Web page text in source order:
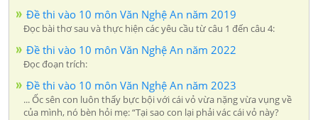
Đề thi vào 10 môn Văn Nghệ An năm 2019
Đọc bài thơ sau và thực hiện các yêu cầu từ câu 1 đến câu 4:
Đề thi vào 10 môn Văn Nghệ An năm 2022
Đọc đoạn trích:
Đề thi vào 10 môn Văn Nghệ An năm 2023
... Ốc sên con luôn thấy bực bội với cái vỏ vừa nặng vừa vụng về
của mình, nó bèn hỏi mẹ: “Tại sao con lại phải vác cái vỏ này?